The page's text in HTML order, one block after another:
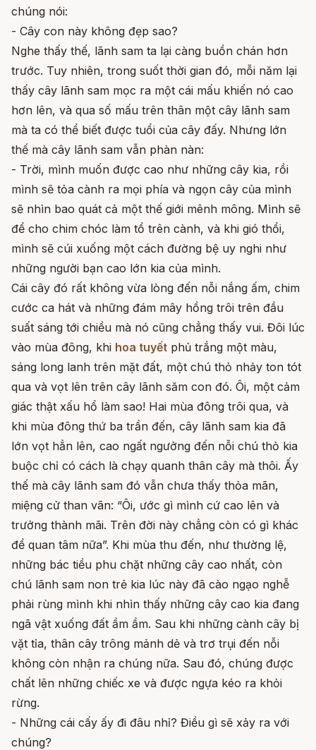
chúng nói:
- Cây con này không đẹp sao?
Nghe thấy thế, lãnh sam ta lại càng buồn chán hơn
trước. Tuy nhiên, trong suốt thời gian đó, mỗi năm lại
thấy cây lãnh sam mọc ra một cái mấu khiến nó cao
hơn lên, và qua số mấu trên thân một cây lãnh sam
mà ta có thể biết được tuổi của cây đấy. Nhưng lớn
thế mà cây lãnh sam vẫn phàn nàn:
- Trời, mình muốn được cao như những cây kia, rồi
mình sẽ tỏa cành ra mọi phía và ngọn cây của mình
sẽ nhìn bao quát cả một thế giới mênh mông. Mình sẽ
để cho chim chóc làm tổ trên cành, và khi gió thổi,
mình sẽ cúi xuống một cách đường bệ uy nghi như
những người bạn cao lớn kia của mình.
Cái cây đó rất không vừa lòng đến nỗi nắng ấm, chim
cước ca hát và những đám mây hồng trôi trên đầu
suất sáng tới chiều mà nó cũng chẳng thấy vui. Đôi lúc
vào mùa đông, khi hoa tuyết phủ trắng một màu,
sáng long lanh trên mặt đất, một chú thỏ nhảy ton tót
qua và vọt lên trên cây lãnh săm con đó. Ôi, một cảm
giác thật xấu hổ làm sao! Hai mùa đông trôi qua, và
khi mùa đông thứ ba trần đến, cây lãnh sam kia đã
lớn vọt hẳn lên, cao ngất ngưởng đến nỗi chú thỏ kia
buộc chỉ có cách là chạy quanh thân cây mà thôi. Ấy
thế mà cây lãnh sam đó vẫn chưa thấy thỏa mãn,
miệng cử than vãn: “Ôi, ước gì mình cứ cao lên và
trưởng thành mãi. Trên đời này chẳng còn có gì khác
để quan tâm nữa”. Khi mùa thu đến, như thường lệ,
những bác tiều phu chặt những cây cao nhất, còn
chú lãnh sam non trẻ kia lúc này đã cào ngạo nghễ
phải rùng mình khi nhìn thấy những cây cao kia đang
ngã vật xuống đất ầm ầm. Sau khi những cành cây bị
vặt tỉa, thân cây trông mảnh dẻ và trơ trụi đến nỗi
không còn nhận ra chúng nữa. Sau đó, chúng được
chất lên những chiếc xe và được ngựa kéo ra khỏi
rừng.
- Những cái cấy ấy đi đâu nhỉ? Điều gì sẽ xảy ra với
chúng?